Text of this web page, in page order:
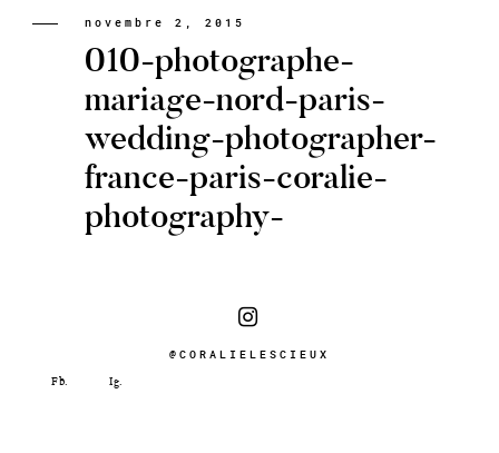
Portfolio
A PROPOS CORALIE
Contact
novembre 2, 2015
010-photographe-
mariage-nord-paris-
wedding-photographer-
france-paris-coralie-
photography-
@CORALIELESCIEUX